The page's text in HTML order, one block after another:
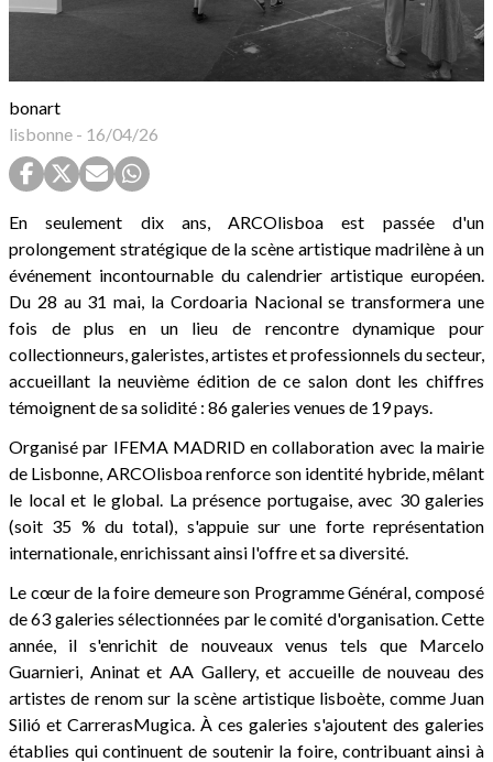
bonart
lisbonne - 16/04/26
En seulement dix ans, ARCOlisboa est passée d'un
prolongement stratégique de la scène artistique madrilène à un
événement incontournable du calendrier artistique européen.
Du 28 au 31 mai, la Cordoaria Nacional se transformera une
fois de plus en un lieu de rencontre dynamique pour
collectionneurs, galeristes, artistes et professionnels du secteur,
accueillant la neuvième édition de ce salon dont les chiffres
témoignent de sa solidité : 86 galeries venues de 19 pays.
Organisé par IFEMA MADRID en collaboration avec la mairie
de Lisbonne, ARCOlisboa renforce son identité hybride, mêlant
le local et le global. La présence portugaise, avec 30 galeries
(soit 35 % du total), s'appuie sur une forte représentation
internationale, enrichissant ainsi l'offre et sa diversité.
Le cœur de la foire demeure son Programme Général, composé
de 63 galeries sélectionnées par le comité d'organisation. Cette
année, il s'enrichit de nouveaux venus tels que Marcelo
Guarnieri, Aninat et AA Gallery, et accueille de nouveau des
artistes de renom sur la scène artistique lisboète, comme Juan
Silió et CarrerasMugica. À ces galeries s'ajoutent des galeries
établies qui continuent de soutenir la foire, contribuant ainsi à